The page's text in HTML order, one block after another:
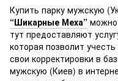
Купить парку мужскую
“Шикарные Меха” можно
тут предоставляют
которая позволит
свои корректировки в
мужскую (Киев) в